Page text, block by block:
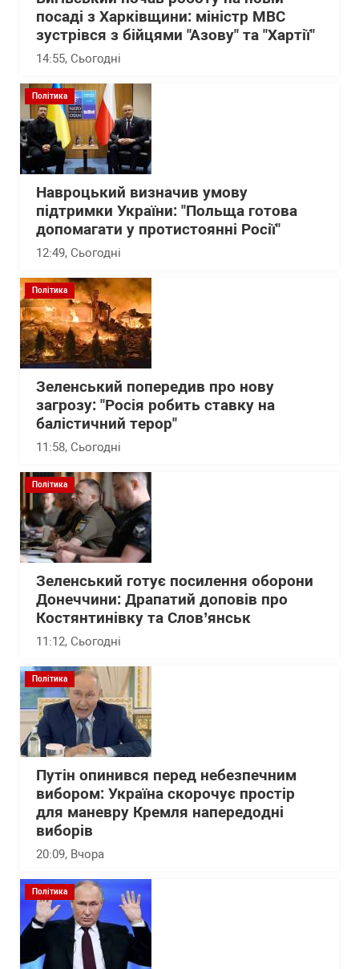
посаді з Харківщини: міністр МВС
зустрівся з бійцями "Азову" та "Хартії"
14:55, Сьогодні
Політика
Навроцький визначив умову
підтримки України: "Польща готова
допомагати у протистоянні Росії"
12:49, Сьогодні
Політика
Зеленський попередив про нову
загрозу: "Росія робить ставку на
балістичний терор"
11:58, Сьогодні
Політика
Зеленський готує посилення оборони
Донеччини: Драпатий доповів про
Костянтинівку та Слов’янськ
11:12, Сьогодні
Політика
Путін опинився перед небезпечним
вибором: Україна скорочує простір
для маневру Кремля напередодні
виборів
20:09, Вчора
Політика